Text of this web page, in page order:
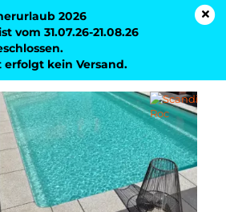
2026
vom 31.07.26-21.08.26
erfolgt kein Versand.
Orlando 7 aus Naturstein